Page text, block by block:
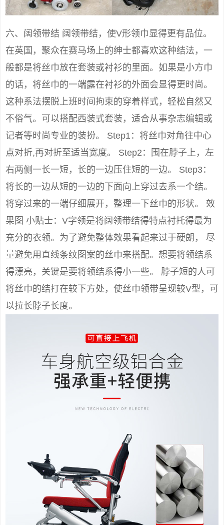
六、阔领带结 阔领带结，使V形领巾显得更有品位。
在英国，聚众在赛马场上的绅士都喜欢这种结法，一
般都是将丝巾放在套装或衬衫的里面。如果是小方巾
的话，将丝巾的一端露在衬衫的外面会显得更时尚。
这种系法摆脱上班时间拘束的穿着样式，轻松自然又
不俗气。可以搭配西装式套装，适合从事杂志编辑或
记者等时尚专业的装扮。 Step1：将丝巾对角往中心
点对折,再对折至适当宽度。 Step2：围在脖子上，左
右两侧一长一短，长的一边压住短的一边。 Step3：
将长的一边从短的一边的下面向上穿过去系一个结。
将穿过来的一端仔细展开，整理一下丝巾的形状。 效
果图 小贴士：V字领是将阔领带结得特点衬托得最为
充分的衣领。为了避免整体效果看起来过于硬朗， 尽
量避免用直线条纹图案的丝巾来搭配。想要将领结系
得漂亮，关键是要将领结系得小一些。 脖子短的人可
将丝巾的结打在较下方处，使丝巾领带呈现较V型，可
以拉长脖子长度。